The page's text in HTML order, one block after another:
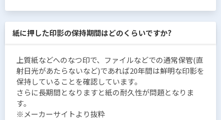
紙に押した印影の保持期間はどのくらいですか?
上質紙などへのなつ印で、ファイルなどでの通常保管(直
射日光があたらないなど)であれば20年間は鮮明な印影を
保持していることを確認しています。
さらに長期間となりますと紙の耐久性が問題となりま
す。
※メーカーサイトより抜粋